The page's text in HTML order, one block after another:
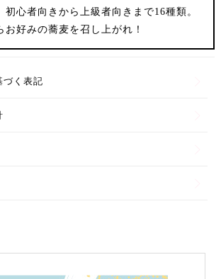
初心者向きから上級者向きまで16種類。
お好みの蕎麦を召し上がれ！
づく表記